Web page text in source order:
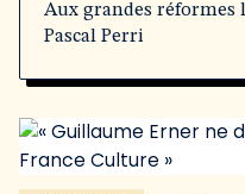
Aux grandes réformes
Pascal Perri